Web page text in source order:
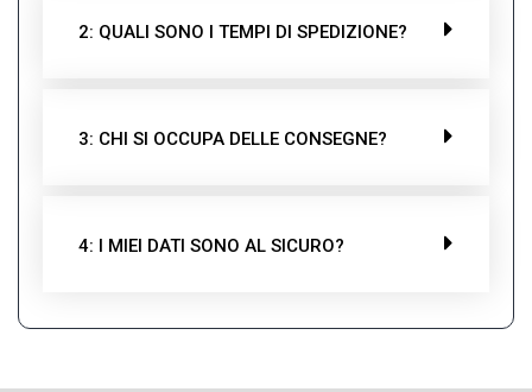
2: QUALI SONO I TEMPI DI SPEDIZIONE?
3: CHI SI OCCUPA DELLE CONSEGNE?
4: I MIEI DATI SONO AL SICURO?